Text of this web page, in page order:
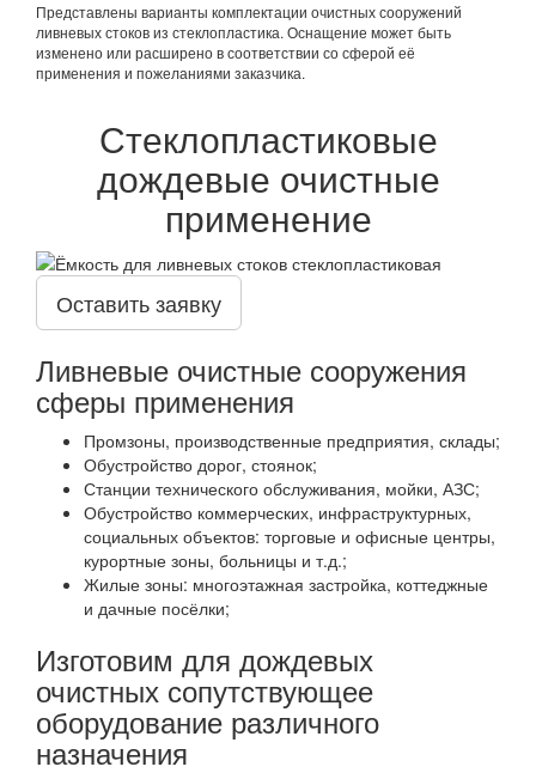
Представлены варианты комплектации очистных сооружений
ливневых стоков из стеклопластика. Оснащение может быть
изменено или расширено в соответствии со сферой её
применения и пожеланиями заказчика.
Стеклопластиковые
дождевые очистные
применение
Оставить заявку
Ливневые очистные сооружения
сферы применения
Промзоны, производственные предприятия, склады;
Обустройство дорог, стоянок;
Станции технического обслуживания, мойки, АЗС;
Обустройство коммерческих, инфраструктурных,
социальных объектов: торговые и офисные центры,
курортные зоны, больницы и т.д.;
Жилые зоны: многоэтажная застройка, коттеджные
и дачные посёлки;
Изготовим для дождевых
очистных сопутствующее
оборудование различного
назначения